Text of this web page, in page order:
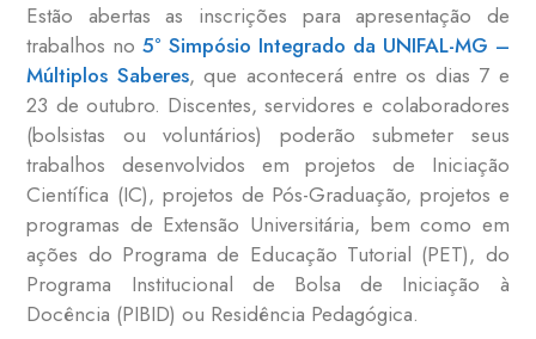
Estão abertas as inscrições para apresentação de
trabalhos no5° Simpósio Integrado da UNIFAL-MG –
Múltiplos Saberes, que acontecerá entre os dias 7 e
23 de outubro. Discentes, servidores e colaboradores
(bolsistas ou voluntários) poderão submeter seus
trabalhos desenvolvidos em projetos de Iniciação
Científica (IC), projetos de Pós-Graduação, projetos e
programas de Extensão Universitária, bem como em
ações do Programa de Educação Tutorial (PET), do
Programa Institucional de Bolsa de Iniciação à
Docência (PIBID) ou Residência Pedagógica.